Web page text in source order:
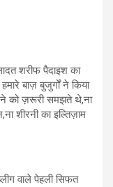
शरीफ पैदाइश का
बाज़ बुजुर्गों ने किया
को ज़रूरी समझते थे,ना
शीरनी का इल्तिज़ाम
वाले पेहली सिफत